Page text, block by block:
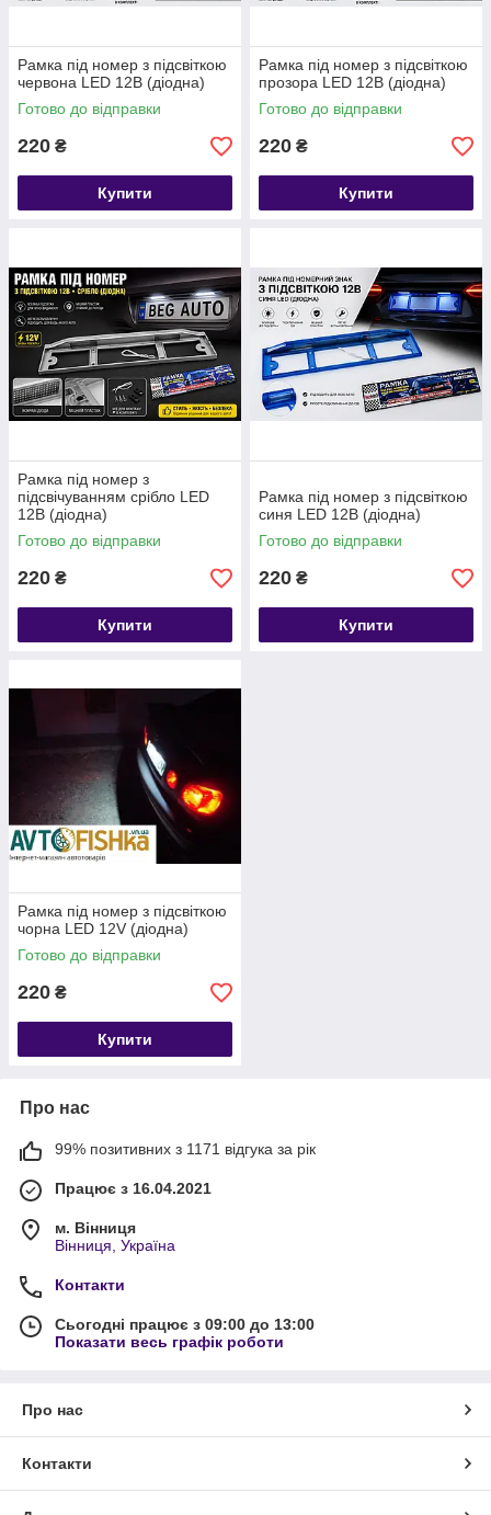
Рамка під номер з підсвіткою
червона LED 12В (діодна)
Готово до відправки
220 ₴
Купити
Рамка під номер з підсвіткою
прозора LED 12В (діодна)
Готово до відправки
220 ₴
Купити
Рамка під номер з
підсвічуванням срібло LED
12В (діодна)
Готово до відправки
220 ₴
Купити
Рамка під номер з підсвіткою
синя LED 12В (діодна)
Готово до відправки
220 ₴
Купити
Рамка під номер з підсвіткою
чорна LED 12V (діодна)
Готово до відправки
220 ₴
Купити
Про нас
99% позитивних з 1171 відгука за рік
Працює з 16.04.2021
м. Вінниця
Вінниця, Україна
Контакти
Сьогодні працює з 09:00 до 13:00
Показати весь графік роботи
Про нас
Контакти